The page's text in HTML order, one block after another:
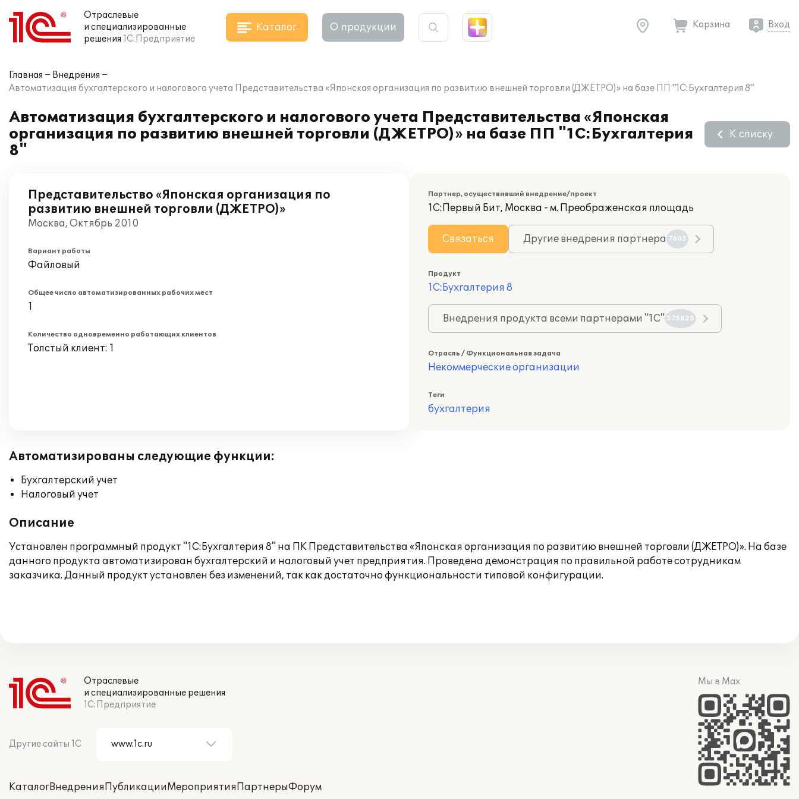
Отраслевые
и специализированные
решения 1С:Предприятие
Каталог О продукции Корзина Вход
Главная
Внедрения
Автоматизация бухгалтерского и налогового учета Представительства «Японская организация по развитию внешней торговли (ДЖЕТРО)» на базе ПП "1С:Бухгалтерия 8"
Автоматизация бухгалтерского и налогового учета Представительства «Японская
организация по развитию внешней торговли (ДЖЕТРО)» на базе ПП "1С:Бухгалтерия
8"
К списку
Представительство «Японская организация по
развитию внешней торговли (ДЖЕТРО)»
Москва, Октябрь 2010
Вариант работы
Файловый
Общее число автоматизированных рабочих мест
1
Количество одновременно работающих клиентов
Толстый клиент: 1
Партнер, осуществивший внедрение/проект
1С:Первый Бит, Москва - м. Преображенская площадь
Связаться Другие внедрения партнера 7605
Продукт
1С:Бухгалтерия 8
Внедрения продукта всеми партнерами "1С" 575825
Отрасль / Функциональная задача
Некоммерческие организации
Теги
бухгалтерия
Автоматизированы следующие функции:
Бухгалтерский учет
Налоговый учет
Описание
Установлен программный продукт "1С:Бухгалтерия 8" на ПК Представительства «Японская организация по развитию внешней торговли (ДЖЕТРО)». На базе
данного продукта автоматизирован бухгалтерский и налоговый учет предприятия. Проведена демонстрация по правильной работе сотрудникам
заказчика. Данный продукт установлен без изменений, так как достаточно функциональности типовой конфигурации.
Отраслевые
и специализированные решения
1С:Предприятие
Другие сайты 1С
КаталогВнедренияПубликацииМероприятияПартнерыФорум
Мы в Max